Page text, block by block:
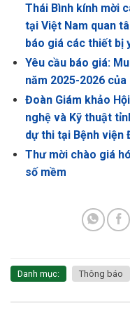
Thái Bình kính mời
tại Việt Nam quan
báo giá các thiết bị
Yêu cầu báo giá:
năm 2025-2026
Đoàn Giám khảo
nghệ và Kỹ thuật
dự thi tại Bệnh viện
Thư mời chào giá
số mềm
Danh mục: Thông báo